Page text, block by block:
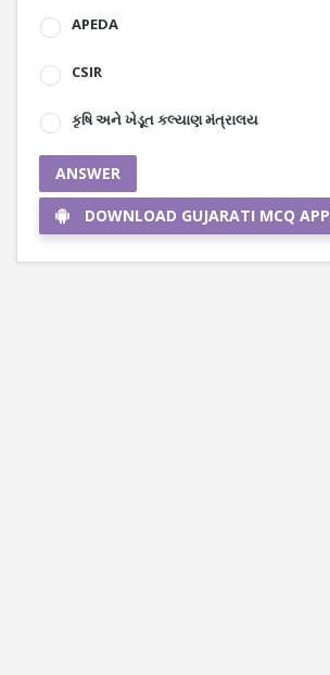
APEDA
CSIR
કૃષિ અને ખેડૂત કલ્યાણ મંત્રાલય
ANSWER
DOWNLOAD GUJARATI MCQ APP